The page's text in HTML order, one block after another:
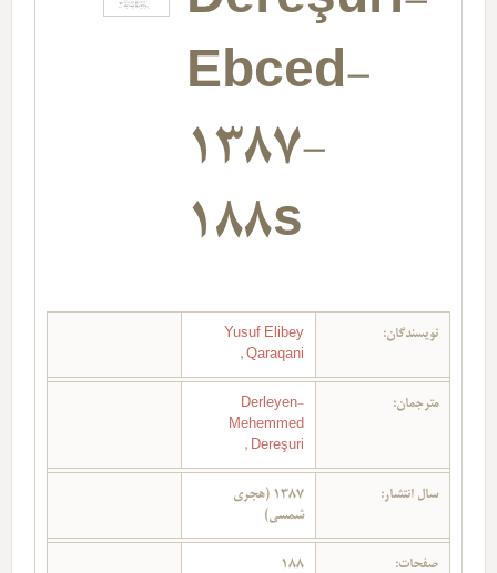
Ebced-
1387-
188s
نویسندگان:
Yusuf Elibey
Qaraqani
,
مترجمان:
Derleyen-
Mehemmed
Dereşuri
,
سال انتشار:
1387 (هجری
شمسی)
صفحات: 188